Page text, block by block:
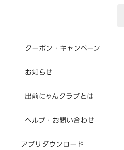
クーポン・キャンペーン
お知らせ
出前にゃんクラブとは
ヘルプ・お問い合わせ
アプリダウンロード